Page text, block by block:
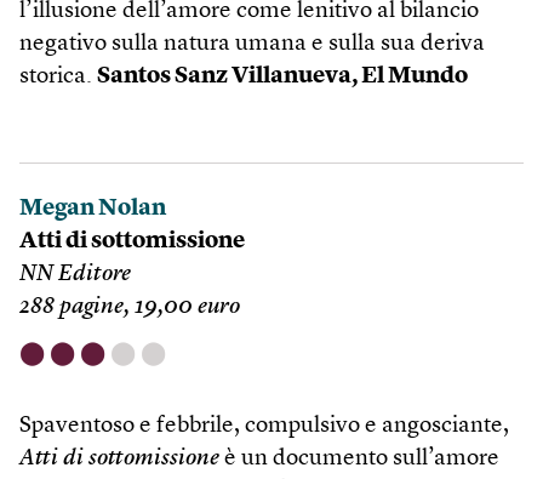
l’illusione dell’amore come lenitivo al bilancio
negativo sulla natura umana e sulla sua deriva
storica. Santos Sanz Villanueva, El Mundo
Megan Nolan
Atti di sottomissione
NN Editore
288 pagine, 19,00 euro
⬤ ⬤ ⬤ ⬤ ⬤
Spaventoso e febbrile, compulsivo e angosciante,
Atti di sotto­missione è un documento sull’amore